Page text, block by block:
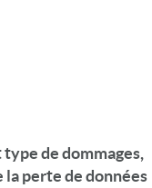
de dommages,
la perte de données